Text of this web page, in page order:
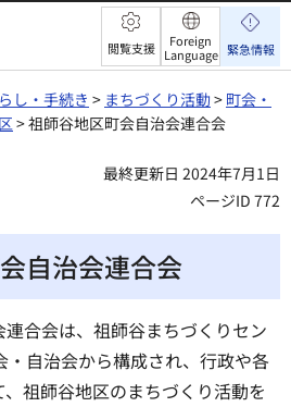
閲覧支援
Foreign
Language 緊急情報
し・手続き > まちづくり活動> 町会・
> 祖師谷地区町会自治会連合会
最終更新日 2024年7月1日
ページID 772
自治会連合会
合会は、祖師谷まちづくりセン
・自治会から構成され、行政や各
祖師谷地区のまちづくり活動を